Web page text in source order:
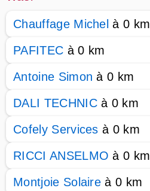
Chauffage Michel à 0 km
PAFITEC à 0 km
Antoine Simon à 0 km
DALI TECHNICà 0 km
Cofely Services à 0 km
RICCI ANSELMO à 0 km
Montjoie Solaire à 0 km